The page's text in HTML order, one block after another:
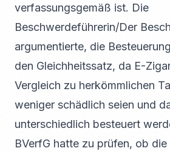
verfassungsgemäß ist. Die
Beschwerdeführerin/Der
argumentierte, die
den Gleichheitssatz, da E-
Vergleich zu herkömmlichen
weniger schädlich seien und
unterschiedlich besteuert
BVerfG hatte zu prüfen, ob